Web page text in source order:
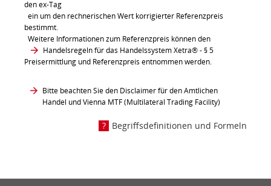
den ex-Tag
ein um den rechnerischen Wert korrigierter Referenzpreis
bestimmt.
Weitere Informationen zum Referenzpreis können den
Handelsregeln für das Handelssystem Xetra®- § 5
Preisermittlung und Referenzpreis entnommen werden.
Bitte beachten Sie den Disclaimer für den Amtlichen
Handel und Vienna MTF (Multilateral Trading Facility)
Begriffsdefinitionen und Formeln